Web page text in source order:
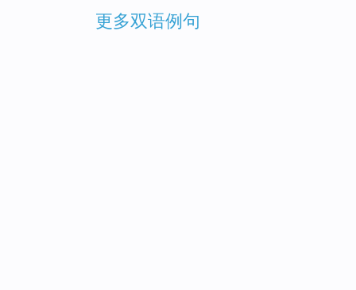
更多双语例句